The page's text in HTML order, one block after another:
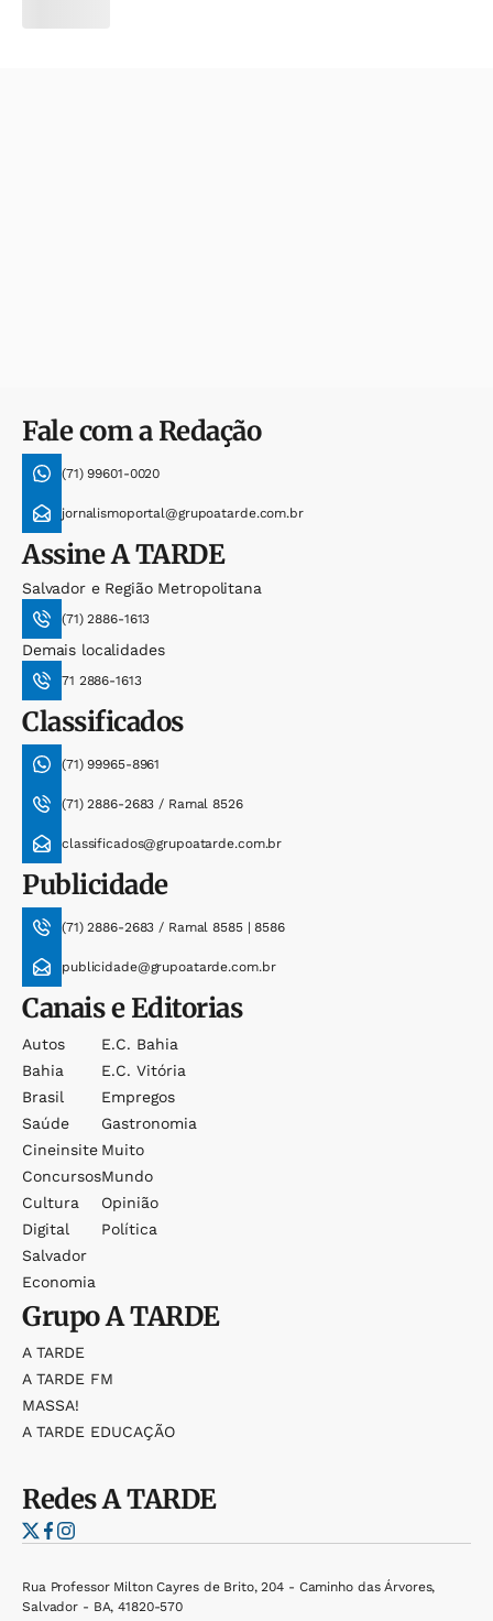
Fale com a Redação
(71) 99601-0020
jornalismoportal@grupoatarde.com.br
AssineA TARDE
Salvador e Região Metropolitana
(71) 2886-1613
Demais localidades
71 2886-1613
Classificados
(71) 99965-8961
(71) 2886-2683 / Ramal 8526
classificados@grupoatarde.com.br
Publicidade
(71) 2886-2683 / Ramal 8585 | 8586
publicidade@grupoatarde.com.br
Canais e Editorias
Autos
Bahia
Brasil
Saúde
Cineinsite
Concursos
Cultura
Digital
Salvador
Economia
E.c. Bahia
E.c. Vitória
Empregos
Gastronomia
Muito
Mundo
Opinião
Política
GrupoA TARDE
A TARDE
A TARDE FM
MASSA!
A TARDE EDUCAÇÃO
RedesA TARDE
Rua Professor Milton Cayres de Brito, 204 - Caminho das Árvores,
Salvador - BA, 41820-570